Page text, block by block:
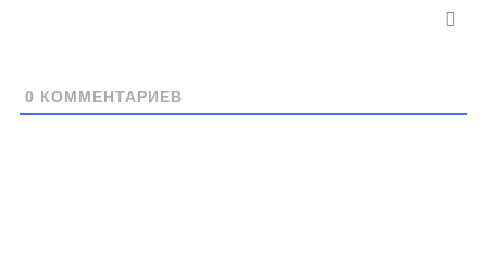
0 КОММЕНТАРИЕВ